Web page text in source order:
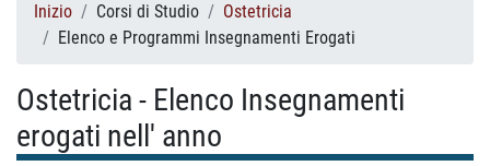
Inizio Corsi di Studio
Ostetricia
Elenco e Programmi Insegnamenti Erogati
Ostetricia - Elenco Insegnamenti
erogati nell' anno